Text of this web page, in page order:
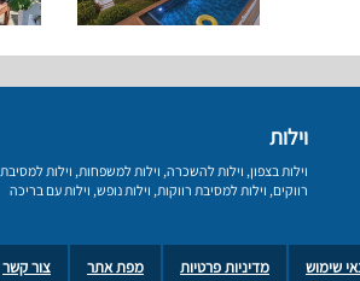
וילות
וילות בצפון, וילות להשכרה, וילות למשפחות, וילות למסיבת
רווקים, וילות למסיבת רווקות, וילות נופש, וילות עם בריכה
שימוש מדיניות פרטיות מפת אתר צור קשר